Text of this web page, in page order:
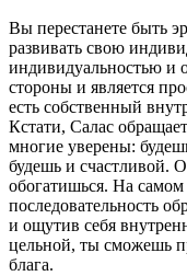
Вы перестанете быть
развивать свою
индивидуальностью и
стороны и является
есть собственный
Кстати, Салас
многие уверены:
будешь и счастливой.
обогатишься. На
последовательность
и ощутив себя
цельной, ты сможешь
блага.